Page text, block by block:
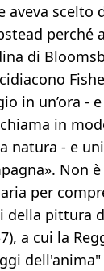
aveva scelto
perché
di
in un’ora -
in
natura - e
Non
per
della pittura
a cui la